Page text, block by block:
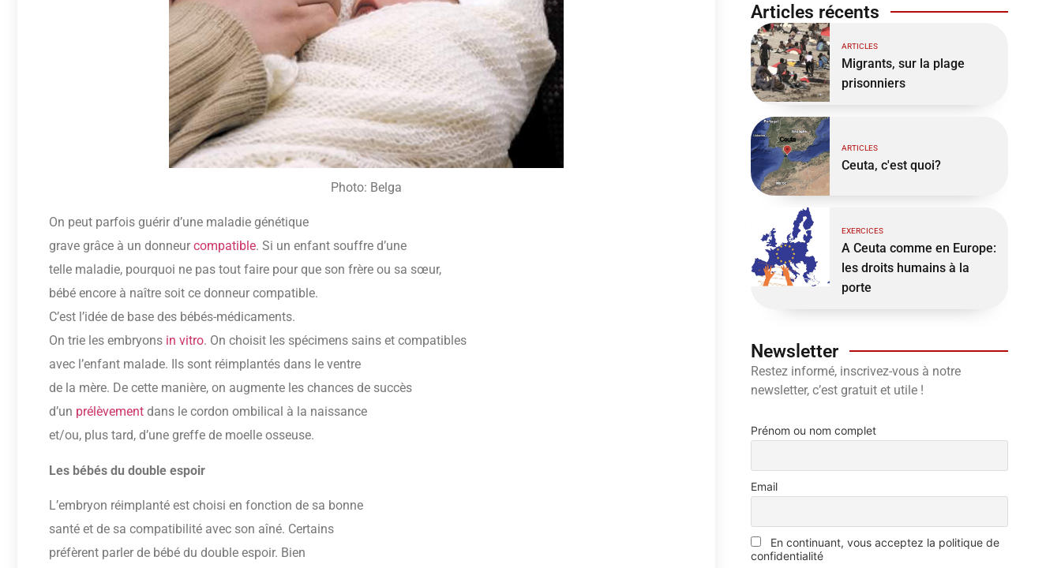
Photo: Belga
On peut parfois guérir d’une maladie génétique
grave grâce à un donneur compatible. Si un enfant souffre d’une
telle maladie, pourquoi ne pas tout faire pour que son frère ou sa sœur,
bébé encore à naître soit ce donneur compatible.
C’est l’idée de base des bébés-médicaments.
On trie les embryons in vitro. On choisit les spécimens sains et compatibles
avec l’enfant malade. Ils sont réimplantés dans le ventre
de la mère. De cette manière, on augmente les chances de succès
d’un prélèvement dans le cordon ombilical à la naissance
et/ou, plus tard, d’une greffe de moelle osseuse.
Les bébés du double espoir
L’embryon réimplanté est choisi en fonction de sa bonne
santé et de sa compatibilité avec son aîné. Certains
préfèrent parler de bébé du double espoir. Bien
Articles récents
ARTICLES
Migrants, sur la plage
prisonniers
ARTICLES
Ceuta, c'est quoi?
EXERCICES
A Ceuta comme en Europe:
les droits humains à la
porte
Newsletter
Restez informé, inscrivez-vous à notre
newsletter, c’est gratuit et utile !
Prénom ou nom complet
Email
En continuant, vous acceptez la politique de
confidentialité